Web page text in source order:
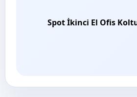
Spot İkinci El Ofis